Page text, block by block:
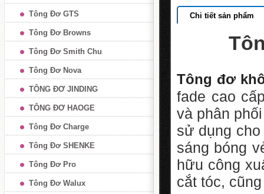
Tông Đơ GTS
Tông Đơ Browns
Tông Đơ Smith Chu
Tông Đơ Nova
TÔNG ĐƠ JINDING
TÔNG ĐƠ HAOGE
Tông Đơ Charge
Tông Đơ SHENKE
Tông Đơ Pro
Tông Đơ Walux
Chi tiết sản phẩm
Tông đơ
fade cao
và phân
sử dụng
sáng bóng
hữu công
cắt tóc,